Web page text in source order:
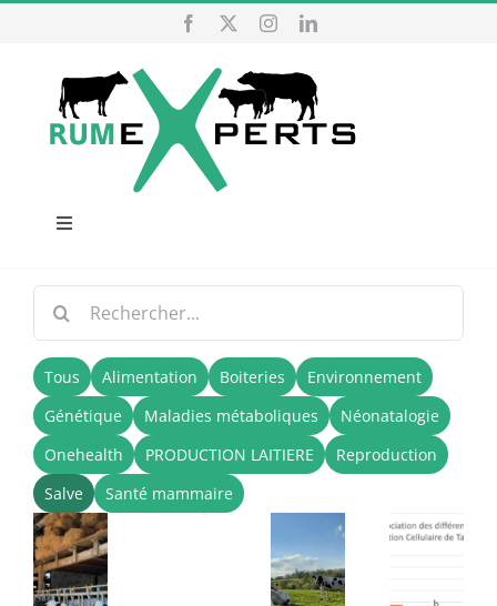
contenu
Navigation
bascule
ACCUEIL
NOS SERVICES
QUI SOMMES NOUS
PUBLICATIONS
CAPSULES
Rechercher
Tous Alimentation Boiteries
Environnement
Génétique
Maladies métaboliques
Néonatalogie
Onehealth
PRODUCTION LAITIERE
Reproduction
Salve
Santé mammaire